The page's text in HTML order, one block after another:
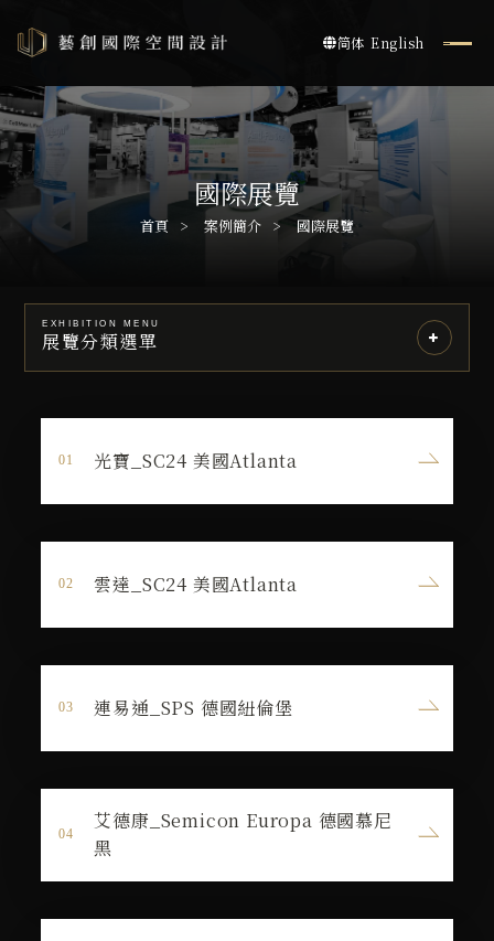
简体 English
國際展覽
首頁 案例簡介 國際展覽
EXHIBITION MENU
展覽分類選單
光寶_SC24 美國Atlanta
雲達_SC24 美國Atlanta
連易通_SPS 德國紐倫堡
艾德康_Semicon Europa 德國慕尼
黑